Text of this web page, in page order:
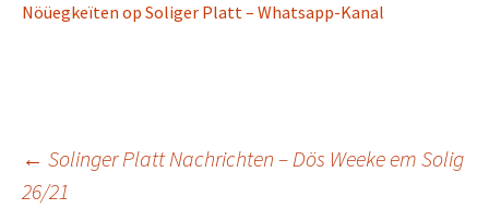
Nöüegkeïten op Soliger Platt – Whatsapp-Kanal
Beitragsnavigation
← Solinger Platt Nachrichten – Dös Weeke em Solig
26/21